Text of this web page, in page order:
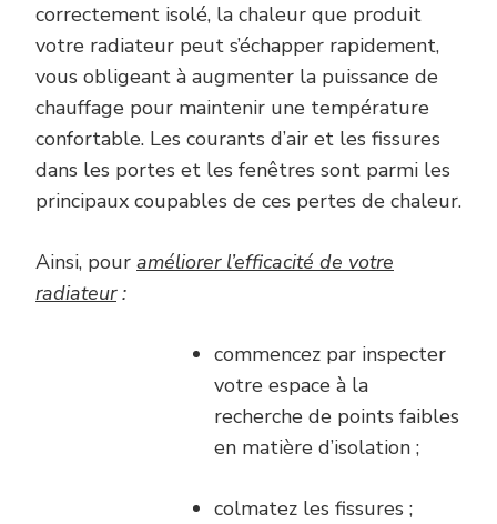
correctement isolé, la chaleur que produit
votre radiateur peut s’échapper rapidement,
vous obligeant à augmenter la puissance de
chauffage pour maintenir une température
confortable. Les courants d’air et les fissures
dans les portes et les fenêtres sont parmi les
principaux coupables de ces pertes de chaleur.
Ainsi, pour améliorer l’efficacité de votre
radiateur:
commencez par inspecter
votre espace à la
recherche de points faibles
en matière d’isolation ;
colmatez les fissures ;